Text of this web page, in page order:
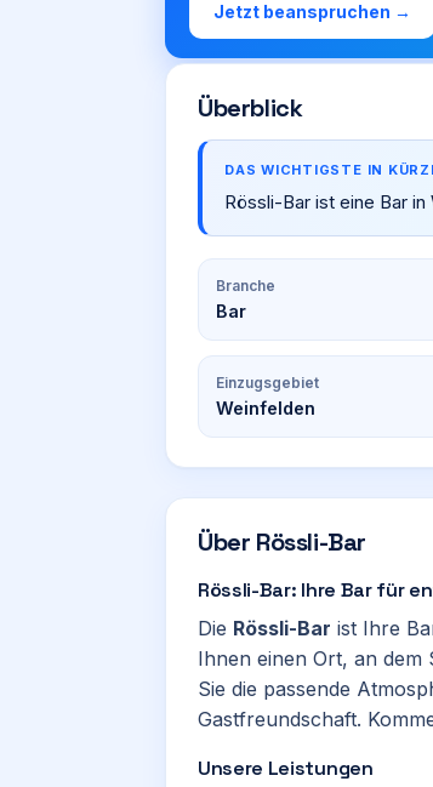
Jetzt beanspruchen →
Überblick
DAS WICHTIGSTE IN
Rössli-Bar ist eine Bar
Branche
Bar
Einzugsgebiet
Weinfelden
Über Rössli-Bar
Rössli-Bar: Ihre Bar für
Die Rössli-Bar ist Ihre
Ihnen einen Ort, an dem
Sie die passende
Gastfreundschaft.
Unsere Leistungen